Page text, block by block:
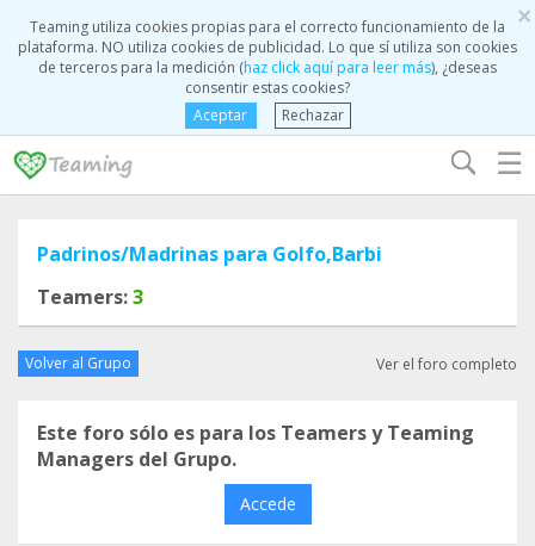
×
Teaming utiliza cookies propias para el correcto funcionamiento de la
plataforma. NO utiliza cookies de publicidad. Lo que sí utiliza son cookies
de terceros para la medición (haz click aquí para leer más), ¿deseas
consentir estas cookies?
Aceptar
Rechazar
☰
Padrinos/Madrinas para Golfo,Barbi
Teamers:3
Volver al Grupo Ver el foro completo
Este foro sólo es para los Teamers y Teaming
Managers del Grupo.
Accede